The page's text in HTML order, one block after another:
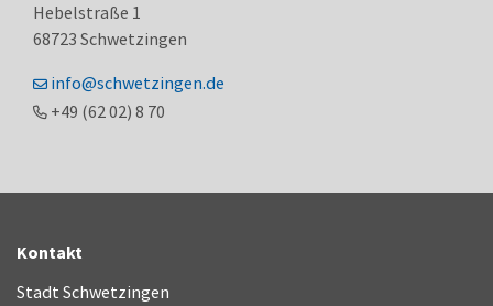
Hebelstraße 1
68723 Schwetzingen
info@schwetzingen.de
+49 (6202) 8 70
Kontakt
Stadt Schwetzingen